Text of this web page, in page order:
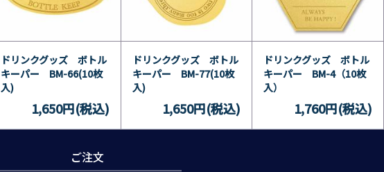
ドリンクグッズ ボトル
キーパー BM-66(10枚
入)
1,650円(税込)
ドリンクグッズ ボトル
キーパー BM-77(10枚
入)
1,650円(税込)
ドリンクグッズ ボトル
キーパー BM-4（10枚
入）
1,760円(税込)
ご注文